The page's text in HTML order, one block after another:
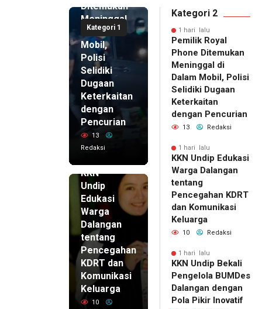
Kategori 1
Ditemukan
Meninggal
di Dalam
Mobil,
Polisi
Selidiki
Dugaan
Keterkaitan
dengan
Pencurian
13
Redaksi
KKN
Undip
Edukasi
Warga
Dalangan
tentang
Pencegahan
KDRT dan
Komunikasi
Keluarga
10
Kategori 2
1 hari lalu
Pemilik Royal
Phone Ditemukan
Meninggal di
Dalam Mobil, Polisi
Selidiki Dugaan
Keterkaitan
dengan Pencurian
13 Redaksi
1 hari lalu
KKN Undip Edukasi
Warga Dalangan
tentang
Pencegahan KDRT
dan Komunikasi
Keluarga
10 Redaksi
1 hari lalu
KKN Undip Bekali
Pengelola BUMDes
Dalangan dengan
Pola Pikir Inovatif